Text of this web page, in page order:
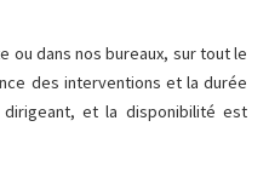
ou dans nos bureaux, sur tout le
des interventions et la durée
et la disponibilité est